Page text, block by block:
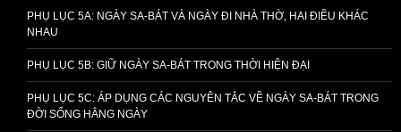
PHỤ LỤC 5A: NGÀY SA-BÁT VÀ NGÀY ĐI NHÀ THỜ, HAI ĐIỀU KHÁC
NHAU
PHỤ LỤC 5B: GIỮ NGÀY SA-BÁT TRONG THỜI HIỆN ĐẠI
PHỤ LỤC 5C: ÁP DỤNG CÁC NGUYÊN TẮC VỀ NGÀY SA-BÁT TRONG
ĐỜI SỐNG HẰNG NGÀY